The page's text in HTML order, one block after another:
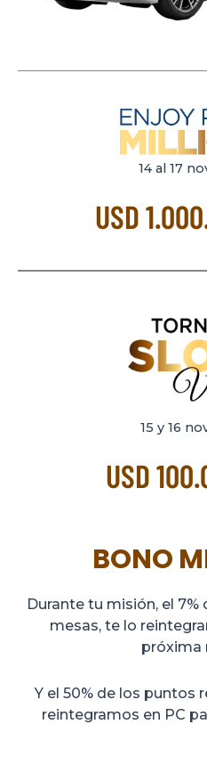
14 al 17
USD
15 y 16
USD
BONO
Durante tu misión, el
mesas, te lo
próxima
Y el 50% de los puntos
reintegramos en PC